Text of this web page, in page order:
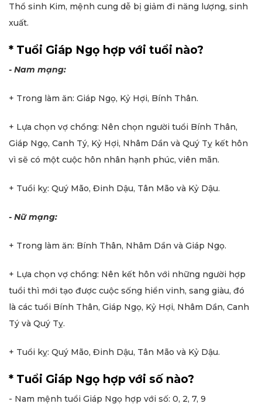
Thổ sinh Kim, mệnh cung dễ bị giảm đi năng lượng, sinh
xuất.
* Tuổi Giáp Ngọ hợp với tuổi nào?
- Nam mạng:
+ Trong làm ăn: Giáp Ngọ, Kỷ Hợi, Bính Thân.
+ Lựa chọn vợ chồng: Nên chọn người tuổi Bính Thân,
Giáp Ngọ, Canh Tý, Kỷ Hợi, Nhâm Dần và Quý Tỵ kết hôn
vì sẽ có một cuộc hôn nhân hạnh phúc, viên mãn.
+ Tuổi kỵ: Quý Mão, Đinh Dậu, Tân Mão và Kỷ Dậu.
- Nữ mạng:
+ Trong làm ăn: Bính Thân, Nhâm Dần và Giáp Ngọ.
+ Lựa chọn vợ chồng: Nên kết hôn với những người hợp
tuổi thì mới tạo được cuộc sống hiển vinh, sang giàu, đó
là các tuổi Bính Thân, Giáp Ngọ, Kỷ Hợi, Nhâm Dần, Canh
Tý và Quý Tỵ.
+ Tuổi kỵ: Quý Mão, Đinh Dậu, Tân Mão và Kỷ Dậu.
* Tuổi Giáp Ngọ hợp với số nào?
- Nam mệnh tuổi Giáp Ngọ hợp với số: 0, 2, 7, 9